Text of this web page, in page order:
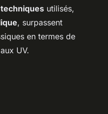
utilisés,
, surpassent
en termes de
UV.